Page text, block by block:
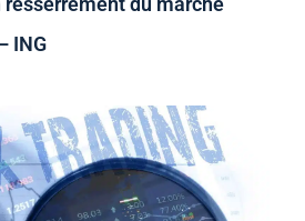
ING